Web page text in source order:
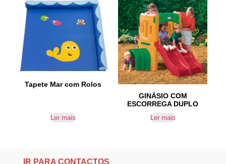
Tapete Mar com Rolos
Ler mais
GINÁSIO COM
ESCORREGA DUPLO
Ler mais
IR PARA CONTACTOS